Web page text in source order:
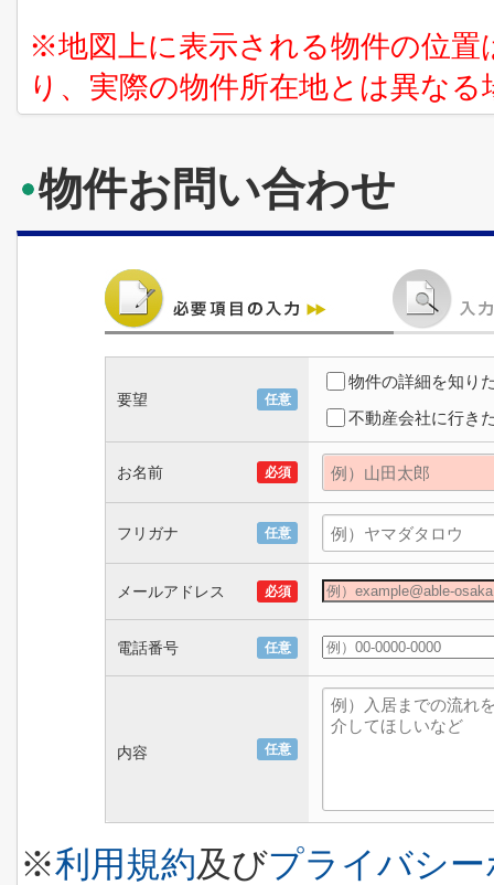
※地図上に表示される物件の位
り、実際の物件所在地とは異な
物件お問い合わせ
要望 任意
物件の詳細を知り
不動産会社に行き
お名前 必須
フリガナ 任意
メールアドレス 必須
電話番号 任意
内容 任意
※利用規約及びプライバシ